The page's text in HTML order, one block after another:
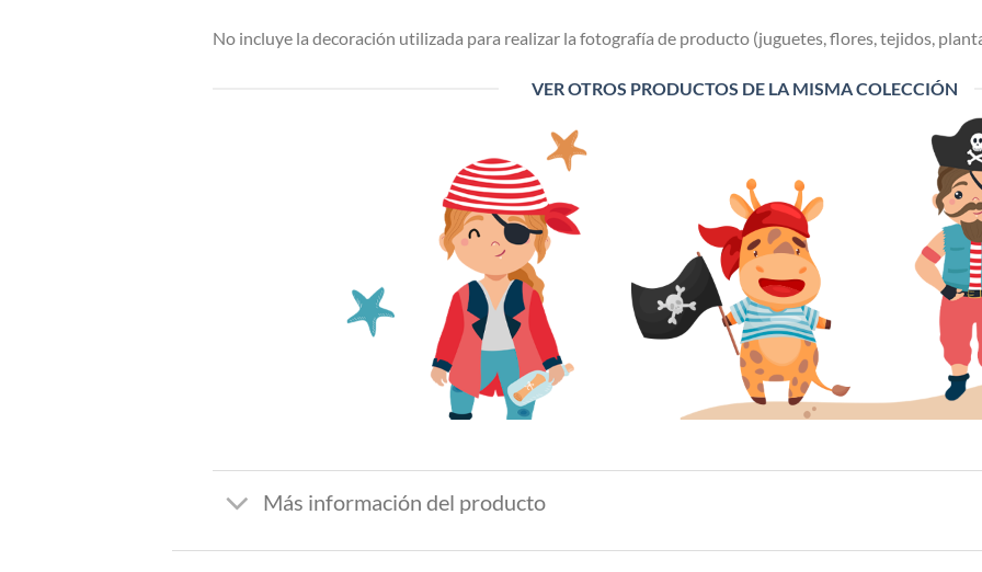
No incluye la decoración utilizada para realizar la fotografía de producto (juguetes, flores, tejidos,
VER OTROS PRODUCTOS DE LA MISMA COLECCIÓN
Más información del producto